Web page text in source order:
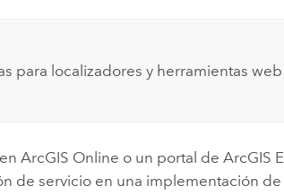
para localizadores y herramientas
enArcGIS Online o un portal deArcGIS
de servicio en una implementación